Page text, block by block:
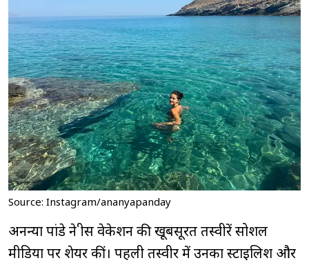
Source: Instagram/ananyapanday
अनन्या पांडे ने ग्रीस वेकेशन की खूबसूरत तस्वीरें सोशल
मीडिया पर शेयर कीं। पहली तस्वीर में उनका स्टाइलिश और